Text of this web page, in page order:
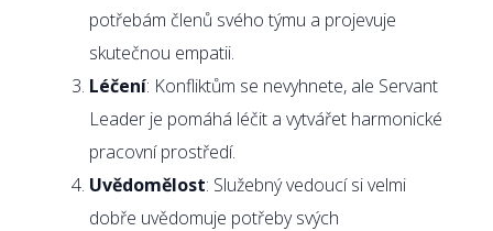
potřebám členů svého týmu a projevuje
skutečnou empatii.
Léčení: Konfliktům se nevyhnete, ale Servant
Leader je pomáhá léčit a vytvářet harmonické
pracovní prostředí.
Uvědomělost: Služebný vedoucí si velmi
dobře uvědomuje potřeby svých